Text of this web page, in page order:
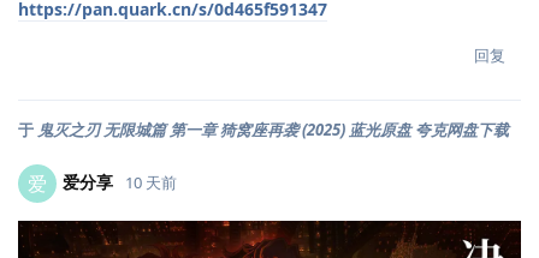
https://pan.quark.cn/s/0d465f591347
回复
于 鬼灭之刃 无限城篇 第一章 猗窝座再袭 (2025) 蓝光原盘 夸克网盘下载
爱 爱分享 10 天前